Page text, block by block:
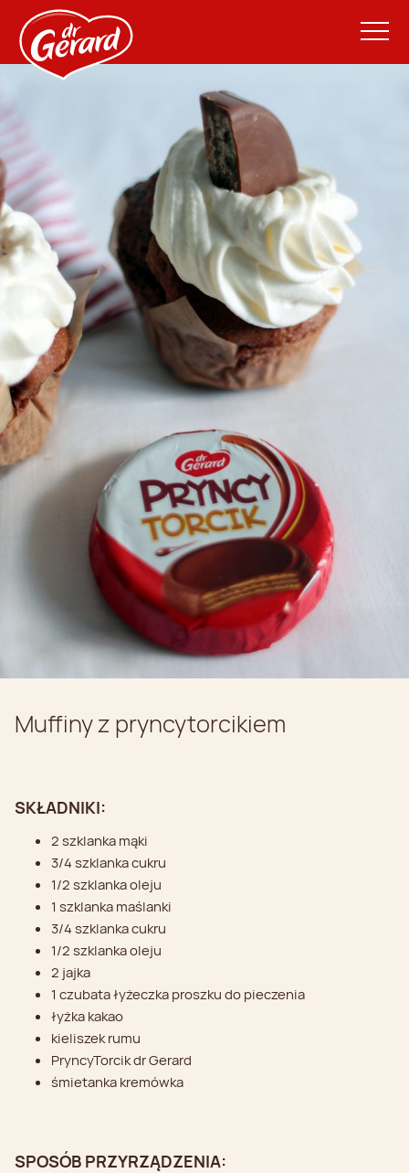
Muffiny z pryncytorcikiem
SKŁADNIKI:
2 szklanka mąki
3/4 szklanka cukru
1/2 szklanka oleju
1 szklanka maślanki
3/4 szklanka cukru
1/2 szklanka oleju
2 jajka
1 czubata łyżeczka proszku do pieczenia
łyżka kakao
kieliszek rumu
PryncyTorcik dr Gerard
śmietanka kremówka
SPOSÓB PRZYRZĄDZENIA: